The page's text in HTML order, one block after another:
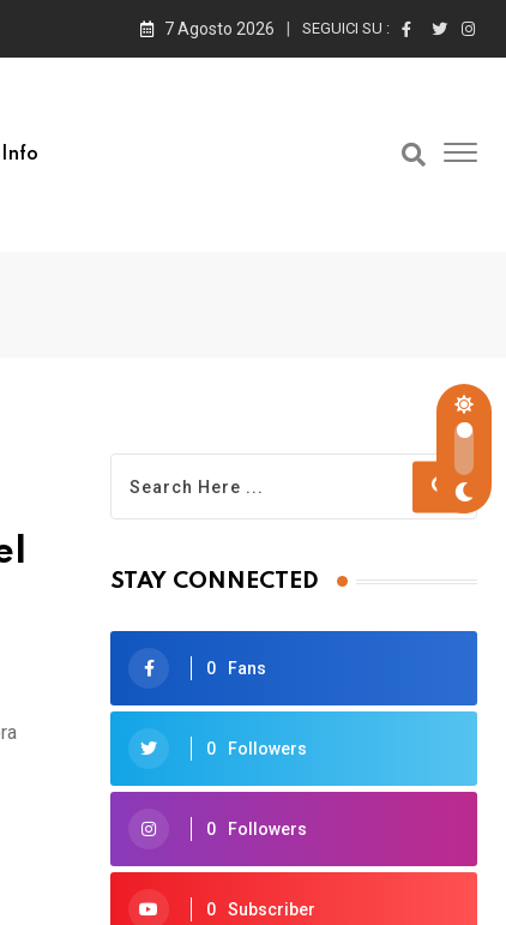
7 Agosto 2026 SEGUICI SU :
STAY CONNECTED
0 Fans
0 Followers
0 Followers
0 Subscriber